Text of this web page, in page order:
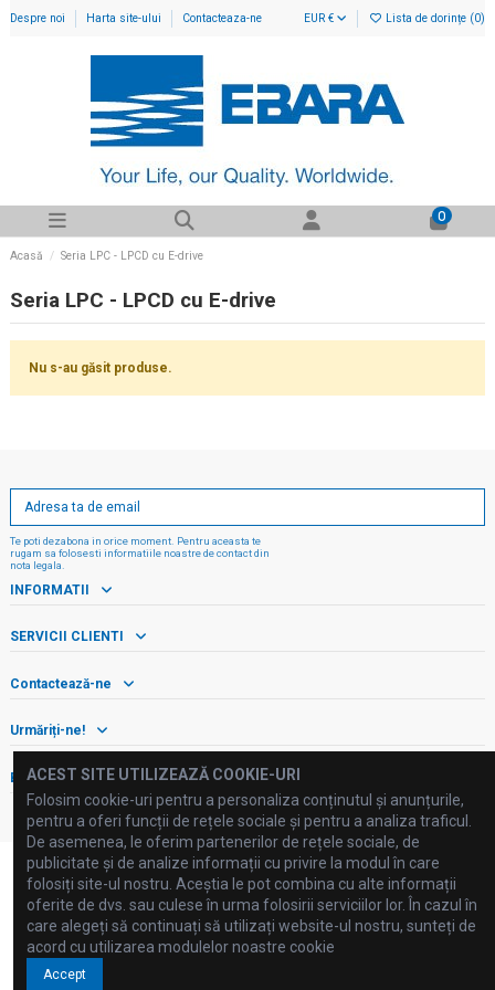
Despre noi Harta site-ului Contacteaza-ne EUR € Lista de dorințe (0)
0
Acasă Seria LPC - LPCD cu E-drive
Seria LPC - LPCD cu E-drive
Nu s-au găsit produse.
Te poti dezabona in orice moment. Pentru aceasta te
rugam sa folosesti informatiile noastre de contact din
nota legala.
INFORMATII
SERVICII CLIENTI
Contactează-ne
Urmăriți-ne!
Buletin informativ
©2025 FLUID PROCESSING SRL
ACEST SITE UTILIZEAZĂ COOKIE-URI
Folosim cookie-uri pentru a personaliza conținutul și anunțurile,
pentru a oferi funcții de rețele sociale și pentru a analiza traficul.
De asemenea, le oferim partenerilor de rețele sociale, de
publicitate și de analize informații cu privire la modul în care
folosiți site-ul nostru. Aceștia le pot combina cu alte informații
oferite de dvs. sau culese în urma folosirii serviciilor lor. În cazul în
care alegeți să continuați să utilizați website-ul nostru, sunteți de
acord cu utilizarea modulelor noastre cookie
Accept